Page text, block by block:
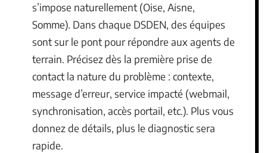
s’impose naturellement (Oise, Aisne,
Somme). Dans chaque DSDEN, des équipes
sont sur le pont pour répondre aux agents de
terrain. Précisez dès la première prise de
contact la nature du problème : contexte,
message d’erreur, service impacté (webmail,
synchronisation, accès portail, etc.). Plus vous
donnez de détails, plus le diagnostic sera
rapide.